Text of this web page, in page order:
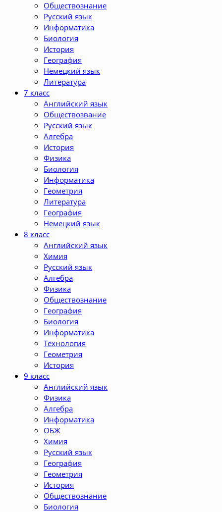
Обществознание
Русский язык
Информатика
Биология
История
География
Немецкий язык
Литература
7 класс
Английский язык
Обществозвание
Русский язык
Алгебра
История
Физика
Биология
Информатика
Геометрия
Литература
География
Немецкий язык
8 класс
Английский язык
Химия
Русский язык
Алгебра
Физика
Обществознание
География
Биология
Информатика
Технология
Геометрия
История
9 класс
Английский язык
Физика
Алгебра
Информатика
ОБЖ
Химия
Русский язык
География
Геометрия
История
Обществознание
Биология